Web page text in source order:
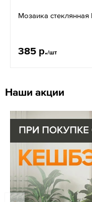
Мозаика
385 р./шт
Наши акции